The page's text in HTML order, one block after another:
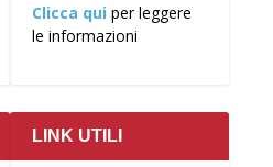
Clicca qui per leggere
le informazioni
LINK UTILI